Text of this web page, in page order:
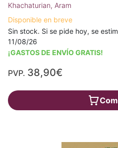
Khachaturian, Aram
Disponible en breve
Sin stock. Si se pide hoy, se
11/08/26
¡GASTOS DE ENVÍO GRATIS!
PVP. 38,90€